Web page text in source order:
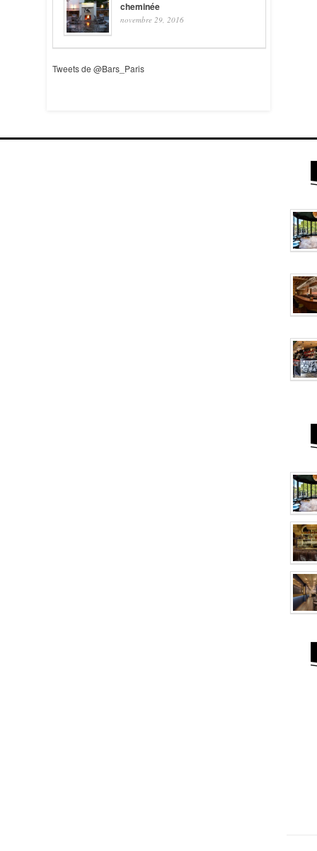
cheminée
novembre 29, 2016
Tweets de @Bars_Paris